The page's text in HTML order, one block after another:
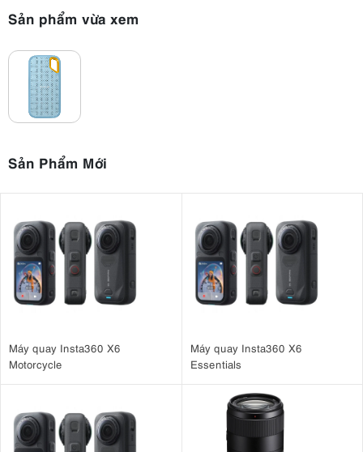
Sản phẩm vừa xem
Sản Phẩm Mới
Máy quay Insta360 X6
Motorcycle
Máy quay Insta360 X6
Essentials